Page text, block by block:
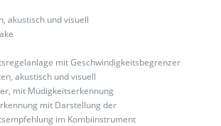
akustisch und visuell
mit Geschwindigkeitsbegrenzer
akustisch und visuell
mit Müdigkeitserkennung
mit Darstellung der
im Kombiinstrument